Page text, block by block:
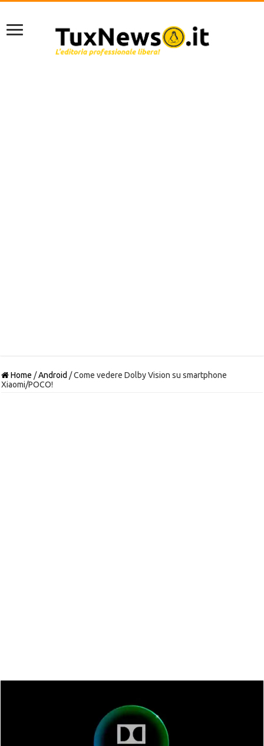
Home /Android /Come vedere Dolby Vision su smartphone
Xiaomi/POCO!